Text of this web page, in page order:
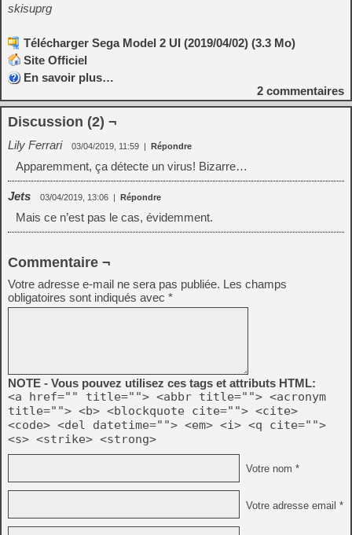
skisuprg
Télécharger Sega Model 2 UI (2019/04/02) (3.3 Mo)
Site Officiel
En savoir plus…
2 commentaires
Discussion (2) ¬
Lily Ferrari 03/04/2019, 11:59 | Répondre
Apparemment, ça détecte un virus! Bizarre…
Jets 03/04/2019, 13:06 | Répondre
Mais ce n’est pas le cas, évidemment.
Commentaire ¬
Votre adresse e-mail ne sera pas publiée. Les champs
obligatoires sont indiqués avec *
NOTE - Vous pouvez utilisez ces tags et attributs HTML:
<a href="" title=""> <abbr title=""> <acronym
title=""> <b> <blockquote cite=""> <cite>
<code> <del datetime=""> <em> <i> <q cite="">
<s> <strike> <strong>
Votre nom *
Votre adresse email *